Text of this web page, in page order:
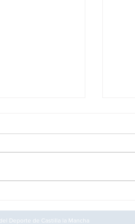
Deporte de Castilla la Mancha